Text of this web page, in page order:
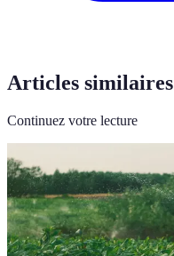
Articles similaires
Continuez votre lecture